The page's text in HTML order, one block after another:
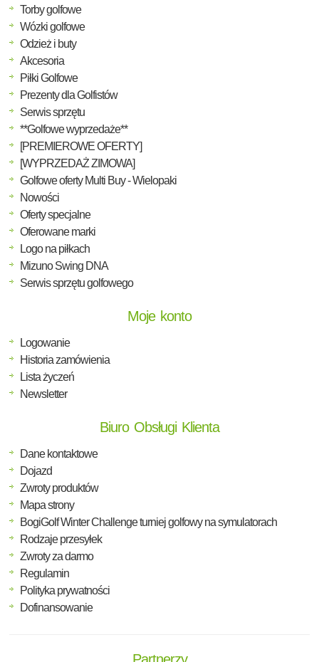
Torby golfowe
Wózki golfowe
Odzież i buty
Akcesoria
Piłki Golfowe
Prezenty dla Golfistów
Serwis sprzętu
**Golfowe wyprzedaże**
[PREMIEROWE OFERTY]
[WYPRZEDAŻ ZIMOWA]
Golfowe oferty Multi Buy - Wielopaki
Nowości
Oferty specjalne
Oferowane marki
Logo na piłkach
Mizuno Swing DNA
Serwis sprzętu golfowego
Moje konto
Logowanie
Historia zamówienia
Lista życzeń
Newsletter
Biuro Obsługi Klienta
Dane kontaktowe
Dojazd
Zwroty produktów
Mapa strony
BogiGolf Winter Challenge turniej golfowy na symulatorach
Rodzaje przesyłek
Zwroty za darmo
Regulamin
Polityka prywatności
Dofinansowanie